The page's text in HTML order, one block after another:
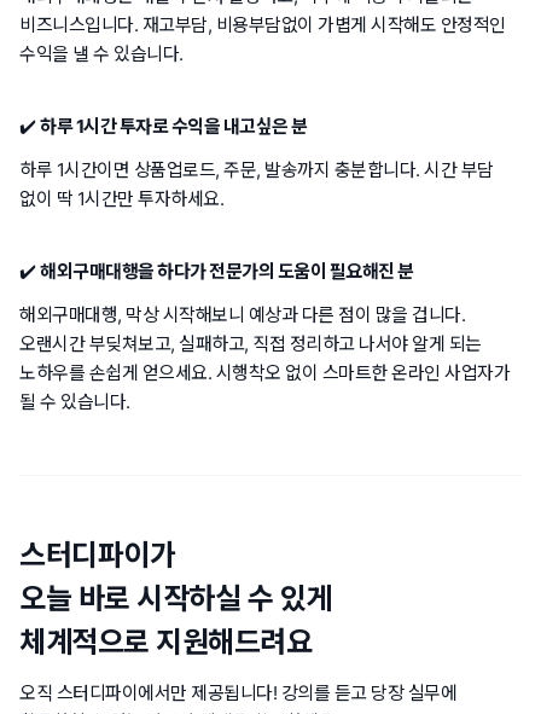
비즈니스입니다. 재고부담, 비용부담없이 가볍게 시작해도 안정적인
수익을 낼 수 있습니다.
✔️하루 1시간 투자로 수익을 내고싶은 분
하루 1시간이면 상품업로드, 주문, 발송까지 충분합니다. 시간 부담
없이 딱 1시간만 투자하세요.
✔️해외구매대행을 하다가 전문가의 도움이 필요해진 분
해외구매대행, 막상 시작해보니 예상과 다른 점이 많을 겁니다.
오랜시간 부딪쳐보고, 실패하고, 직접 정리하고 나서야 알게 되는
노하우를 손쉽게 얻으세요. 시행착오 없이 스마트한 온라인 사업자가
될 수 있습니다.
스터디파이가
오늘 바로 시작하실 수 있게
체계적으로 지원해드려요
오직 스터디파이에서만 제공됩니다! 강의를 듣고 당장 실무에